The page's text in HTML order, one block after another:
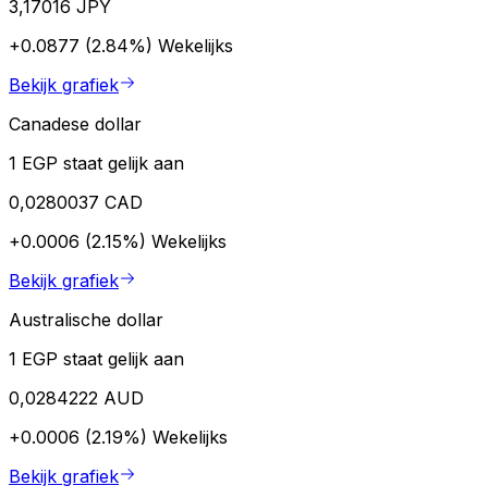
3,17016 JPY
+0.0877 (2.84%) Wekelijks
Bekijk grafiek
Canadese dollar
1 EGP staat gelijk aan
0,0280037 CAD
+0.0006 (2.15%) Wekelijks
Bekijk grafiek
Australische dollar
1 EGP staat gelijk aan
0,0284222 AUD
+0.0006 (2.19%) Wekelijks
Bekijk grafiek